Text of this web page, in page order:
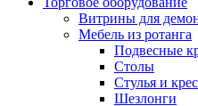
Витрины для
Мебель из ротанга
Подвесные
Столы
Стулья и
Шезлонги